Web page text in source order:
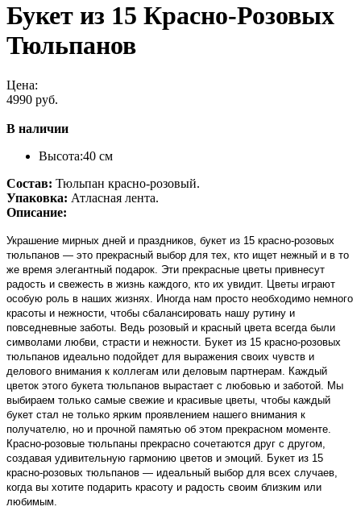
Букет из 15 Красно-Розовых
Тюльпанов
Цена:
4990 руб.
В наличии
Высота:40 см
Состав: Тюльпан красно-розовый.
Упаковка: Атласная лента.
Описание:
Украшение мирных дней и праздников, букет из 15 красно-розовых
тюльпанов — это прекрасный выбор для тех, кто ищет нежный и в то
же время элегантный подарок. Эти прекрасные цветы привнесут
радость и свежесть в жизнь каждого, кто их увидит. Цветы играют
особую роль в наших жизнях. Иногда нам просто необходимо немного
красоты и нежности, чтобы сбалансировать нашу рутину и
повседневные заботы. Ведь розовый и красный цвета всегда были
символами любви, страсти и нежности. Букет из 15 красно-розовых
тюльпанов идеально подойдет для выражения своих чувств и
делового внимания к коллегам или деловым партнерам. Каждый
цветок этого букета тюльпанов вырастает с любовью и заботой. Мы
выбираем только самые свежие и красивые цветы, чтобы каждый
букет стал не только ярким проявлением нашего внимания к
получателю, но и прочной памятью об этом прекрасном моменте.
Красно-розовые тюльпаны прекрасно сочетаются друг с другом,
создавая удивительную гармонию цветов и эмоций. Букет из 15
красно-розовых тюльпанов — идеальный выбор для всех случаев,
когда вы хотите подарить красоту и радость своим близким или
любимым.